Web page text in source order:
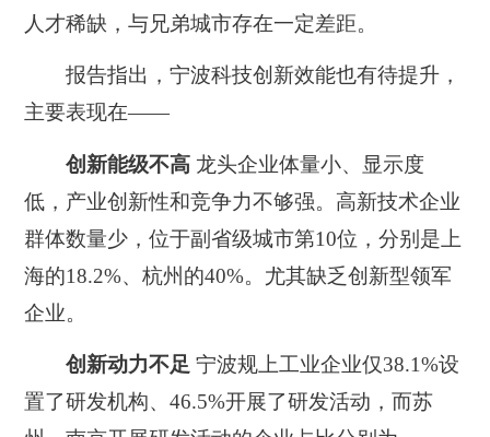
人才稀缺，与兄弟城市存在一定差距。
报告指出，宁波科技创新效能也有待提升 ，
主要表现在——
创新能级不高 龙头企业体量小、显示度
低，产业创新性和竞争力不够强。高新技术企业
群体数量少，位于副省级城市第10位，分别是上
海的18.2%、杭州的40%。尤其缺乏创新型领军
企业。
创新动力不足 宁波规上工业企业仅38.1%设
置了研发机构、46.5%开展了研发活动，而苏